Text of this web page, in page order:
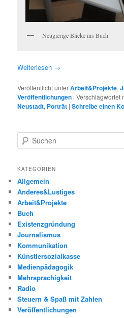
Neugierige Blicke ins Buch
Weiterlesen →
Veröffentlicht unterArbeit&Projekte,
Veröffentlichungen |Verschlagwortet
Neustadt, Porträt |Schreibe einen
u
h
n
KATEGORIEN
Allgemein
Anderes&Lustiges
Arbeit&Projekte
Buch
Existenzgründung
Journalismus
Kommunikation
Künstlersozialkasse
Medienpädagogik
Mehrsprachigkeit
Radio
Steuern & Spaß mit Zahlen
Veröffentlichungen